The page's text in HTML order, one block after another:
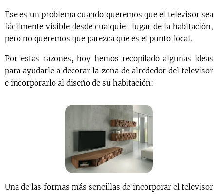
Ese es un problema cuando queremos que el televisor sea
fácilmente visible desde cualquier lugar de la habitación,
pero no queremos que parezca que es el punto focal.
Por estas razones, hoy hemos recopilado algunas ideas
para ayudarle a decorar la zona de alrededor del televisor
e incorporarlo al diseño de su habitación:
Una de las formas más sencillas de incorporar el televisor